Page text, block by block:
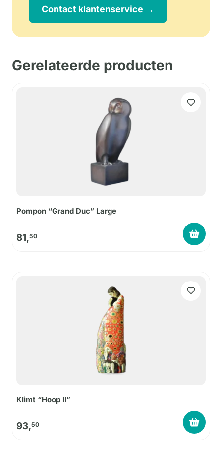
Contact klantenservice →
Gerelateerde producten
Pompon “Grand Duc” Large
81,50
Klimt “Hoop II”
93,50